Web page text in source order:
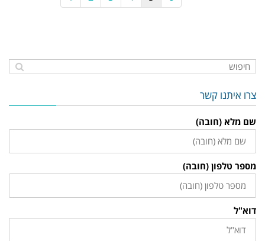
צרו איתנו קשר
שם מלא (חובה)
מספר טלפון (חובה)
דוא"ל